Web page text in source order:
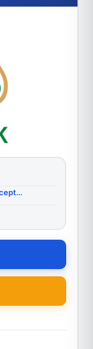
https://baiterek.gov.kz/reception/index.php?lang=ru